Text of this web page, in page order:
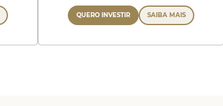
QUERO INVESTIR SAIBA MAIS